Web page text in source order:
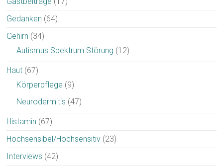
Gedanken (64)
Gehirn (34)
Autismus Spektrum Störung (12)
Haut (67)
Körperpflege (9)
Neurodermitis (47)
Histamin (67)
Hochsensibel/Hochsensitiv (23)
Interviews (42)